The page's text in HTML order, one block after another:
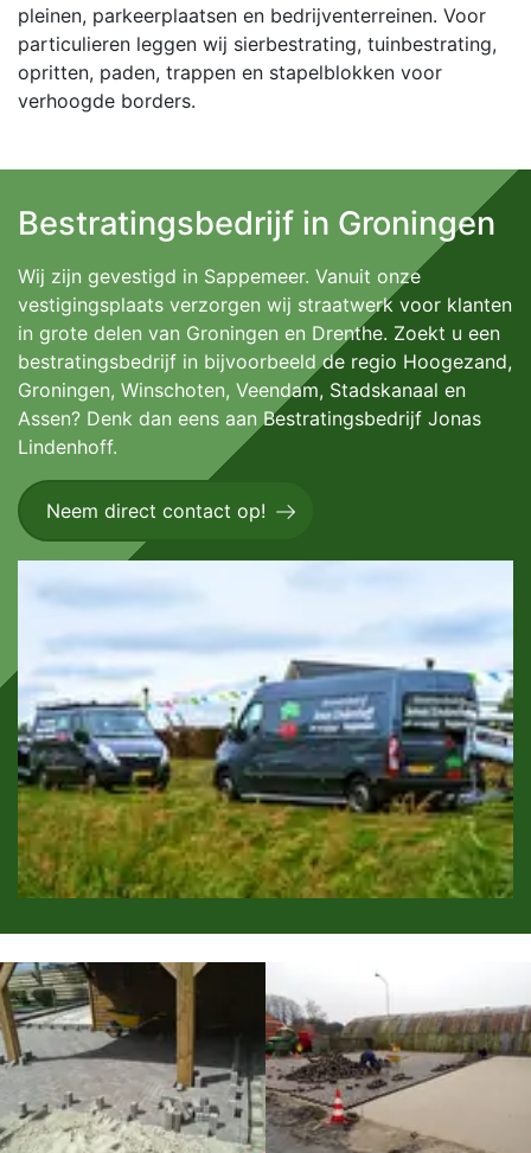
pleinen, parkeerplaatsen en bedrijventerreinen. Voor
particulieren leggen wij sierbestrating, tuinbestrating,
opritten, paden, trappen en stapelblokken voor
verhoogde borders.
Bestratingsbedrijf in Groningen
Wij zijn gevestigd in Sappemeer. Vanuit onze
vestigingsplaats verzorgen wij straatwerk voor klanten
in grote delen van Groningen en Drenthe. Zoekt u een
bestratingsbedrijf in bijvoorbeeld de regio Hoogezand,
Groningen, Winschoten, Veendam, Stadskanaal en
Assen? Denk dan eens aan Bestratingsbedrijf Jonas
Lindenhoff.
Neem direct contact op!